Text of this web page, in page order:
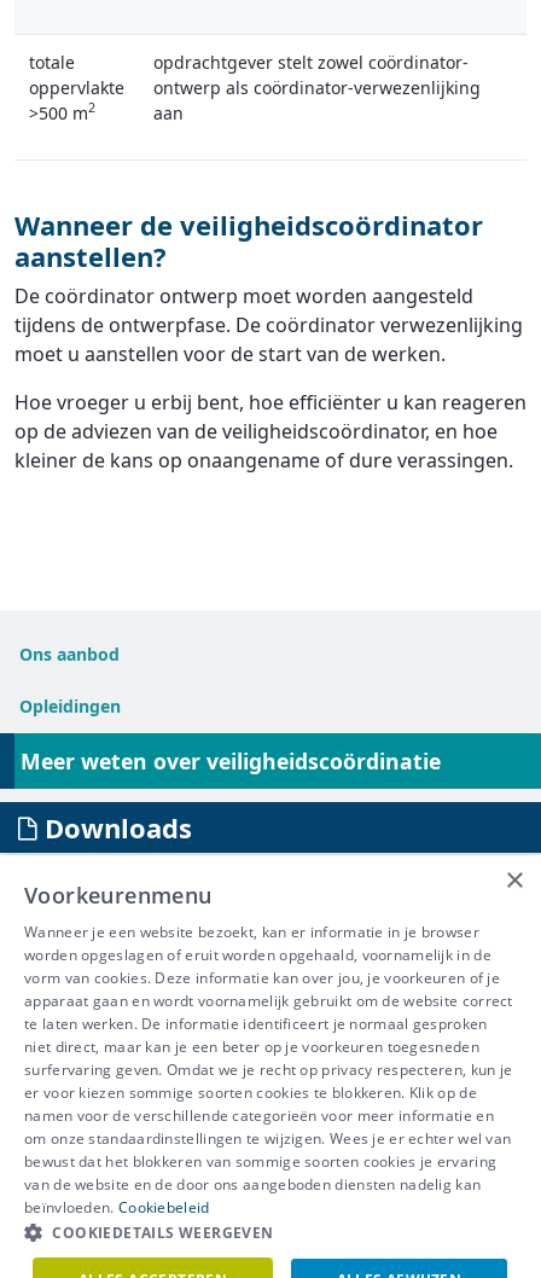
totale
oppervlakte
>500 m2
opdrachtgever stelt zowel coördinator-
ontwerp als coördinator-verwezenlijking
aan
Wanneer de veiligheidscoördinator
aanstellen?
De coördinator ontwerp moet worden aangesteld
tijdens de ontwerpfase. De coördinator verwezenlijking
moet u aanstellen voor de start van de werken.
Hoe vroeger u erbij bent, hoe efficiënter u kan reageren
op de adviezen van de veiligheidscoördinator, en hoe
kleiner de kans op onaangename of dure verassingen.
Ons aanbod
Opleidingen
Meer weten over veiligheidscoördinatie
Downloads
aanvraag offerte veiligheidscoördinatie en EPB
Overzicht toepassing van
Veiligheidscoördinatie.png
Welzijnswet van 4 augustus 1996.pdf
Koninklijk Besluit van 25 januari 2001.pdf
Getuigenis WZC Ave Maria
IBEVE maakt deel uit van Groep
IDEWE
Disclaimer-Privacy-Cookiebeleid
Meer vragen? Neem
meteen contact op.
×
Voorkeurenmenu
Wanneer je een website bezoekt, kan er informatie in je browser
worden opgeslagen of eruit worden opgehaald, voornamelijk in de
vorm van cookies. Deze informatie kan over jou, je voorkeuren of je
apparaat gaan en wordt voornamelijk gebruikt om de website correct
te laten werken. De informatie identificeert je normaal gesproken
niet direct, maar kan je een beter op je voorkeuren toegesneden
surfervaring geven. Omdat we je recht op privacy respecteren, kun je
er voor kiezen sommige soorten cookies te blokkeren. Klik op de
namen voor de verschillende categorieën voor meer informatie en
om onze standaardinstellingen te wijzigen. Wees je er echter wel van
bewust dat het blokkeren van sommige soorten cookies je ervaring
van de website en de door ons aangeboden diensten nadelig kan
beïnvloeden. Cookiebeleid
COOKIEDETAILS WEERGEVEN